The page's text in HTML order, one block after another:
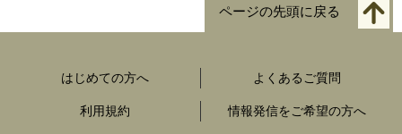
ページの先頭に戻る
はじめての方へ よくあるご質問
利用規約 情報発信をご希望の方へ